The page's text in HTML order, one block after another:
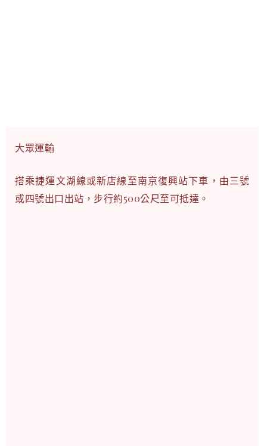
大眾運輸
搭乘捷運文湖線或新店線至南京復興站下車，由三號
或四號出口出站，步行約500公尺至可抵達。